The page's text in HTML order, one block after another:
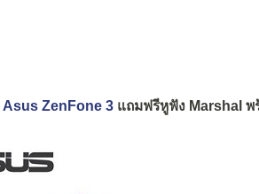
Asus ZenFone 3 แถมฟรีหูฟัง Marshal พ